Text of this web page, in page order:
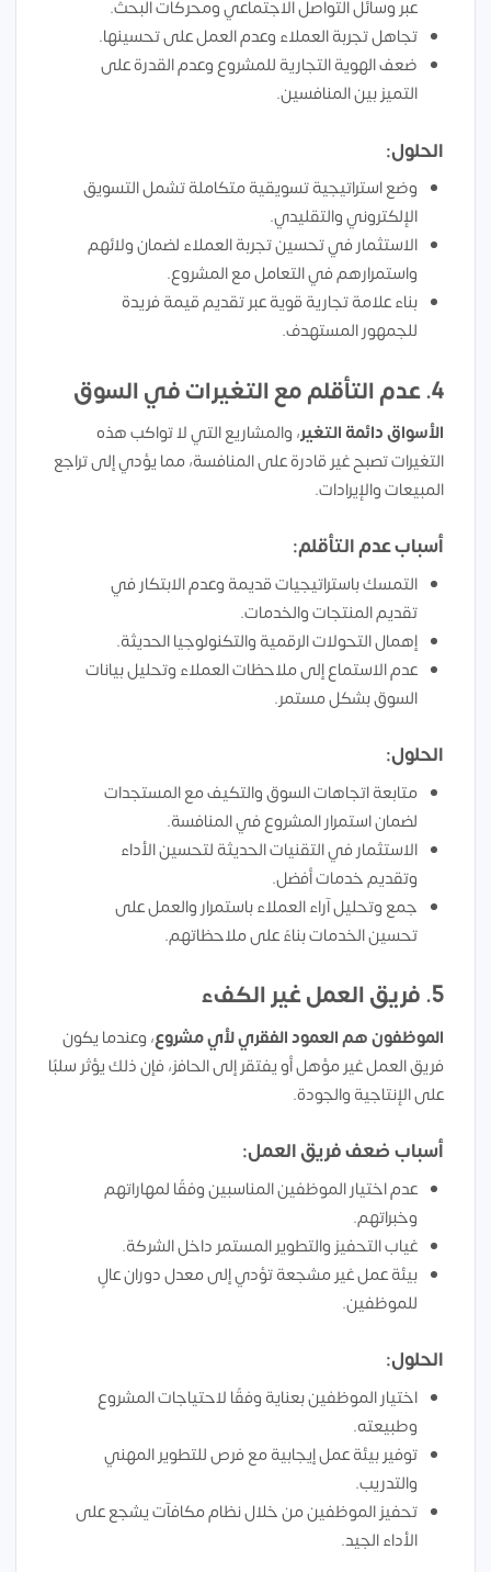
عبر وسائل التواصل الاجتماعي ومحركات البحث.
تجاهل تجربة العملاء وعدم العمل على تحسينها.
ضعف الهوية التجارية للمشروع وعدم القدرة على
التميز بين المنافسين.
الحلول:
وضع استراتيجية تسويقية متكاملة تشمل التسويق
الإلكتروني والتقليدي.
الاستثمار في تحسين تجربة العملاء لضمان ولائهم
واستمرارهم في التعامل مع المشروع.
بناء علامة تجارية قوية عبر تقديم قيمة فريدة
للجمهور المستهدف.
4. عدم التأقلم مع التغيرات في السوق
الأسواق دائمة التغير، والمشاريع التي لا تواكب هذه
التغيرات تصبح غير قادرة على المنافسة، مما يؤدي إلى تراجع
المبيعات والإيرادات.
أسباب عدم التأقلم:
التمسك باستراتيجيات قديمة وعدم الابتكار في
تقديم المنتجات والخدمات.
إهمال التحولات الرقمية والتكنولوجيا الحديثة.
عدم الاستماع إلى ملاحظات العملاء وتحليل بيانات
السوق بشكل مستمر.
الحلول:
متابعة اتجاهات السوق والتكيف مع المستجدات
لضمان استمرار المشروع في المنافسة.
الاستثمار في التقنيات الحديثة لتحسين الأداء
وتقديم خدمات أفضل.
جمع وتحليل آراء العملاء باستمرار والعمل على
تحسين الخدمات بناءً على ملاحظاتهم.
5. فريق العمل غير الكفء
الموظفون هم العمود الفقري لأي مشروع، وعندما يكون
فريق العمل غير مؤهل أو يفتقر إلى الحافز، فإن ذلك يؤثر سلبًا
على الإنتاجية والجودة.
أسباب ضعف فريق العمل:
عدم اختيار الموظفين المناسبين وفقًا لمهاراتهم
وخبراتهم.
غياب التحفيز والتطوير المستمر داخل الشركة.
بيئة عمل غير مشجعة تؤدي إلى معدل دوران عالٍ
للموظفين.
الحلول:
اختيار الموظفين بعناية وفقًا لاحتياجات المشروع
وطبيعته.
توفير بيئة عمل إيجابية مع فرص للتطوير المهني
والتدريب.
تحفيز الموظفين من خلال نظام مكافآت يشجع على
الأداء الجيد.